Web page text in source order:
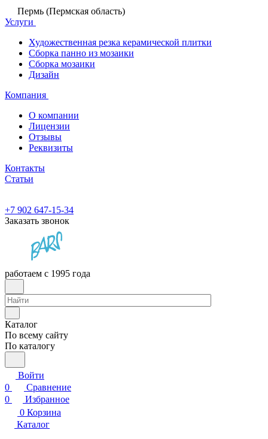
Пермь (Пермская область)
Услуги
Художественная резка керамической плитки
Сборка панно из мозаики
Сборка мозаики
Дизайн
Компания
О компании
Лицензии
Отзывы
Реквизиты
Контакты
Статьи
+7 902 647-15-34
Заказать звонок
работаем с 1995 года
Каталог
По всему сайту
По каталогу
Войти
0
Сравнение
0
Избранное
0 Корзина
Каталог